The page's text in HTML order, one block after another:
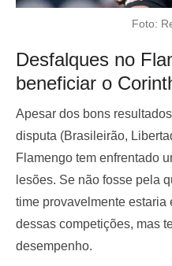
Foto:
Desfalques no
beneficiar o
Apesar dos bons
disputa (Brasileirão,
Flamengo tem enfrentado
lesões. Se não fosse pela
time provavelmente
dessas competições, mas
desempenho.